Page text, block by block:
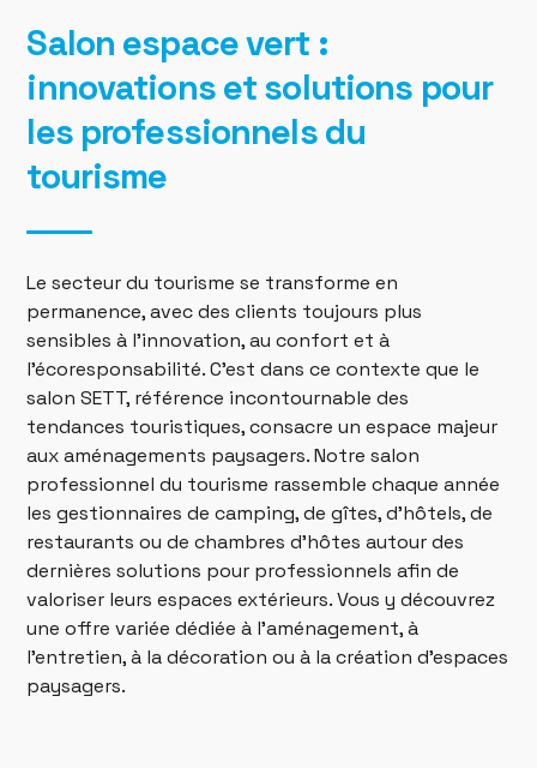
Salon espace vert :
innovations et solutions pour
les professionnels du
tourisme
Le secteur du tourisme se transforme en
permanence, avec des clients toujours plus
sensibles à l’innovation, au confort et à
l’écoresponsabilité. C’est dans ce contexte que le
salon SETT, référence incontournable des
tendances touristiques, consacre un espace majeur
aux aménagements paysagers. Notre salon
professionnel du tourisme rassemble chaque année
les gestionnaires de camping, de gîtes, d’hôtels, de
restaurants ou de chambres d’hôtes autour des
dernières solutions pour professionnels afin de
valoriser leurs espaces extérieurs. Vous y découvrez
une offre variée dédiée à l’aménagement, à
l’entretien, à la décoration ou à la création d’espaces
paysagers.